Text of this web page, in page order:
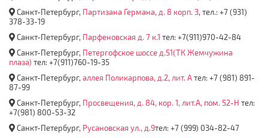
Санкт-Петербург, Партизана Германа, д. 8 корп. 3, тел.: +7 (931)
378-33-19
Санкт-Петербург, Парфеновская д. 7 к.1 тел: +7(911)970-42-84
Санкт-Петербург, Петергофское шоссе д.51(ТК Жемчужина
плаза) тел: +7(911)760-19-35
Санкт-Петербург, аллея Поликарпова, д.2, лит. Ател: +7 (981) 891-
87-99
Санкт-Петербург, Просвещения, д. 84, кор. 1, лит.А, пом. 52-Н тел:
+7(981) 800-53-32
Санкт-Петербург, Русановская ул., д.9тел: +7 (999) 034-82-47